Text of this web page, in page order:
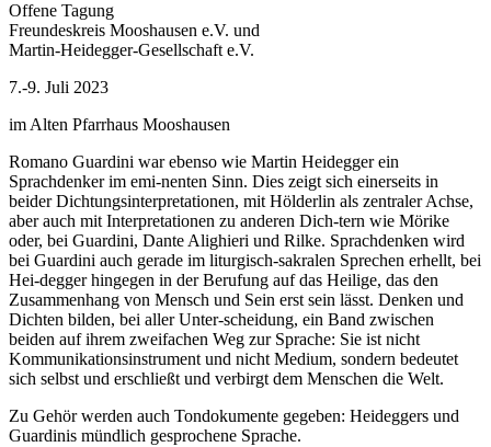
Offene Tagung
Freundeskreis Mooshausen e.V. und
Martin-Heidegger-Gesellschaft e.V.
7.-9. Juli 2023
im Alten Pfarrhaus Mooshausen
Romano Guardini war ebenso wie Martin Heidegger ein
Sprachdenker im emi-nenten Sinn. Dies zeigt sich einerseits in
beider Dichtungsinterpretationen, mit Hölderlin als zentraler Achse,
aber auch mit Interpretationen zu anderen Dich-tern wie Mörike
oder, bei Guardini, Dante Alighieri und Rilke. Sprachdenken wird
bei Guardini auch gerade im liturgisch-sakralen Sprechen erhellt, bei
Hei-degger hingegen in der Berufung auf das Heilige, das den
Zusammenhang von Mensch und Sein erst sein lässt. Denken und
Dichten bilden, bei aller Unter-scheidung, ein Band zwischen
beiden auf ihrem zweifachen Weg zur Sprache: Sie ist nicht
Kommunikationsinstrument und nicht Medium, sondern bedeutet
sich selbst und erschließt und verbirgt dem Menschen die Welt.
Zu Gehör werden auch Tondokumente gegeben: Heideggers und
Guardinis mündlich gesprochene Sprache.